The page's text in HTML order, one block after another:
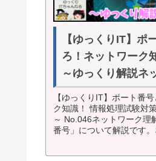
【ゆっくりIT】ポ
ろ！ネットワーク
～ゆっくり解説ネ
【ゆっくりIT】ポート番
ク知識！ 情報処理試験対
～ No.046ネットワーク理
番号」について解説です